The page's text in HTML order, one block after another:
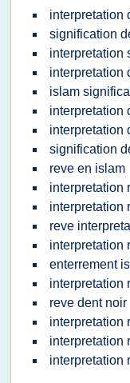
interpretation
signification
interpretation
interpretation
islam
interpretation
interpretation
signification
reve en islam
interpretation
interpretation
reve
interpretation
enterrement
interpretation
reve dent noir
interpretation
interpretation
interpretation